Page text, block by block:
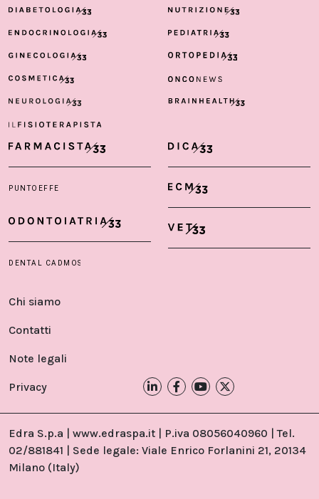
Chi siamo
Contatti
Note legali
Privacy
Edra S.p.a | www.edraspa.it | P.iva 08056040960 | Tel.
02/881841 | Sede legale: Viale Enrico Forlanini 21, 20134
Milano (Italy)